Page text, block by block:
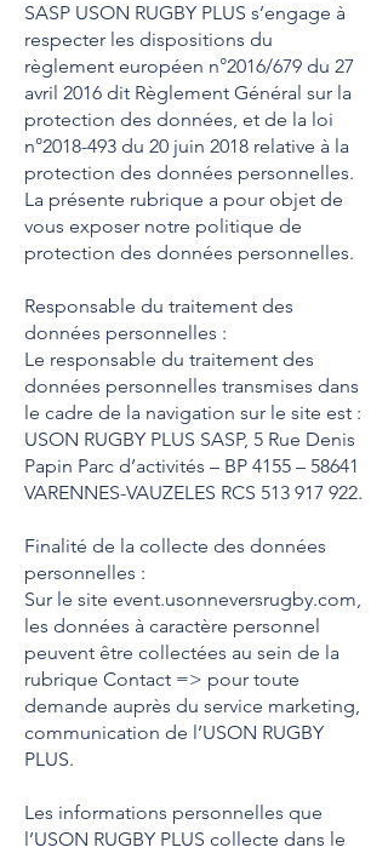
SASP USON RUGBY PLUS s’engage à
respecter les dispositions du
règlement européen n°2016/679 du 27
avril 2016 dit Règlement Général sur la
protection des données, et de la loi
n°2018-493 du 20 juin 2018 relative à la
protection des données personnelles.
La présente rubrique a pour objet de
vous exposer notre politique de
protection des données personnelles.
Responsable du traitement des
données personnelles :
Le responsable du traitement des
données personnelles transmises dans
le cadre de la navigation sur le site est :
USON RUGBY PLUS SASP, 5 Rue Denis
Papin Parc d’activités – BP 4155 – 58641
VARENNES-VAUZELES RCS 513 917 922.
Finalité de la collecte des données
personnelles :
Sur le site event.usonneversrugby.com,
les données à caractère personnel
peuvent être collectées au sein de la
rubrique Contact => pour toute
demande auprès du service marketing,
communication de l’USON RUGBY
PLUS.
Les informations personnelles que
l’USON RUGBY PLUS collecte dans le